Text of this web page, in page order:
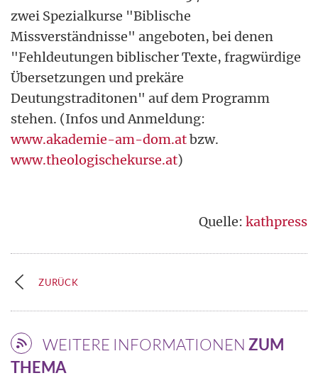
zwei Spezialkurse "Biblische
Missverständnisse" angeboten, bei denen
"Fehldeutungen biblischer Texte, fragwürdige
Übersetzungen und prekäre
Deutungstraditonen" auf dem Programm
stehen. (Infos und Anmeldung:
www.akademie-am-dom.atbzw.
www.theologischekurse.at)
Quelle: kathpress
ZURÜCK
WEITERE INFORMATIONEN ZUM
THEMA